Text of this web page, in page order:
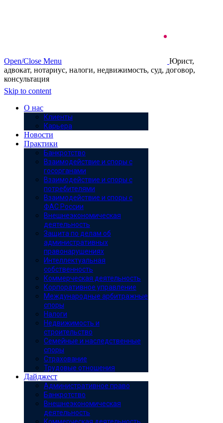
Open/Close Menu
Юрист,
адвокат, нотариус, налоги, недвижимость, суд, договор,
консультация
Skip to content
О нас
Клиенты
Карьера
Новости
Практики
Банкротство
Взаимодействие и споры с
госорганами
Взаимодействие и споры с
потребителями
Взаимодействие и споры с
ФАС России
Внешнеэкономическая
деятельность
Защита по делам об
административных
правонарушениях
Интеллектуальная
собственность
Коммерческая деятельность
Корпоративное управление
Международные арбитражные
споры
Налоги
Недвижимость и
строительство
Семейные и наследственные
споры
Страхование
Трудовые отношения
Дайджест
Административное право
Банкротство
Внешнеэкономическая
деятельность